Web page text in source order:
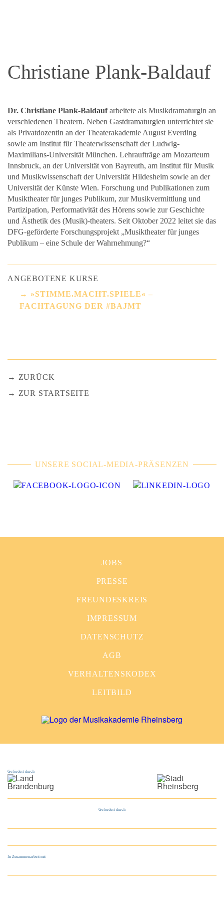
Christiane Plank-Baldauf
Dr. Christiane Plank-Baldaufarbeitete als Musikdramaturgin an
verschiedenen Theatern. Neben Gastdramaturgien unterrichtet sie
als Privatdozentin an der Theaterakademie August Everding
sowie am Institut für Theaterwissenschaft der Ludwig-
Maximilians-Universität München. Lehraufträge am Mozarteum
Innsbruck, an der Universität von Bayreuth, am Institut für Musik
und Musikwissenschaft der Universität Hildesheim sowie an der
Universität der Künste Wien. Forschung und Publikationen zum
Musiktheater für junges Publikum, zur Musikvermittlung und
Partizipation, Performativität des Hörens sowie zur Geschichte
und Ästhetik des (Musik)-theaters. Seit Oktober 2022 leitet sie das
DFG-geförderte Forschungsprojekt „Musiktheater für junges
Publikum – eine Schule der Wahrnehmung?“
ANGEBOTENE KURSE
»STIMME.MACHT.SPIELE« –
FACHTAGUNG DER #BAJMT
ZURÜCK
ZUR STARTSEITE
UNSERE SOCIAL-MEDIA-PRÄSENZEN
JOBS
PRESSE
FREUNDESKREIS
IMPRESSUM
DATENSCHUTZ
AGB
VERHALTENSKODEX
LEITBILD
Gefördert durch
Gefördert durch
In Zusammenarbeit mit